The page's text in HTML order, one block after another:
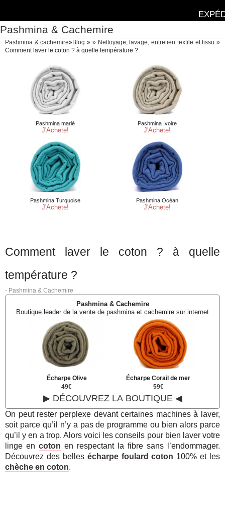
Pashmina & Cachemire
Pashmina & cachemire»Blog » » Nettoyage, lavage, entretien textile et tissu »
Comment laver le coton ? à quelle température ?
Comment laver le coton ? à quelle
température ?
- Pashmina & Cachemire
Pashmina & Cachemire
Boutique leader de la vente de pashmina et cachemire sur internet
Écharpe Olive
49€
Écharpe Corail de mer
59€
▶ DÉCOUVREZ LA BOUTIQUE ◀
On peut rester perplexe devant certaines machines à laver,
soit parce qu’il n’y a pas de programme ou bien alors parce
qu’il y en a trop. Alors voici les conseils pour bien laver votre
linge en coton en respectant la fibre sans l’endommager.
Découvrez des belles écharpe foulard coton 100% et les
chèche en coton.